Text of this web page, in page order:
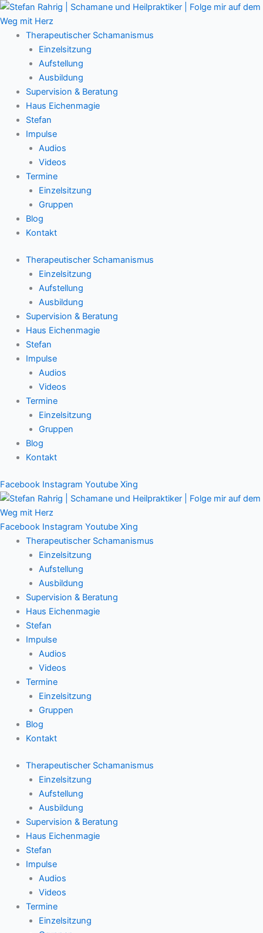
Zum
Inhalt
springenTherapeutischer Schamanismus
Einzelsitzung
Aufstellung
Ausbildung
Supervision & Beratung
Haus Eichenmagie
Stefan
Impulse
Audios
Videos
Termine
Einzelsitzung
Gruppen
Blog
Kontakt
Therapeutischer Schamanismus
Einzelsitzung
Aufstellung
Ausbildung
Supervision & Beratung
Haus Eichenmagie
Stefan
Impulse
Audios
Videos
Termine
Einzelsitzung
Gruppen
Blog
Kontakt
Facebook Instagram Youtube Xing
Facebook Instagram Youtube Xing
Therapeutischer Schamanismus
Einzelsitzung
Aufstellung
Ausbildung
Supervision & Beratung
Haus Eichenmagie
Stefan
Impulse
Audios
Videos
Termine
Einzelsitzung
Gruppen
Blog
Kontakt
Therapeutischer Schamanismus
Einzelsitzung
Aufstellung
Ausbildung
Supervision & Beratung
Haus Eichenmagie
Stefan
Impulse
Audios
Videos
Termine
Einzelsitzung
Main
Menu